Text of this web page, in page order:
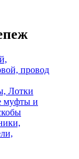
провод
Лотки
муфты и